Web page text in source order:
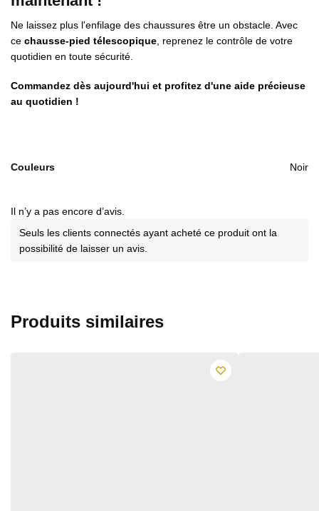
Ne laissez plus l'enfilage des chaussures être un obstacle. Avec
ce chausse-pied télescopique , reprenez le contrôle de votre
quotidien en toute sécurité.
Commandez dès aujourd'hui et profitez d'une aide précieuse
au quotidien !
Couleurs Noir
Il n’y a pas encore d’avis.
Seuls les clients connectés ayant acheté ce produit ont la
possibilité de laisser un avis.
Produits similaires